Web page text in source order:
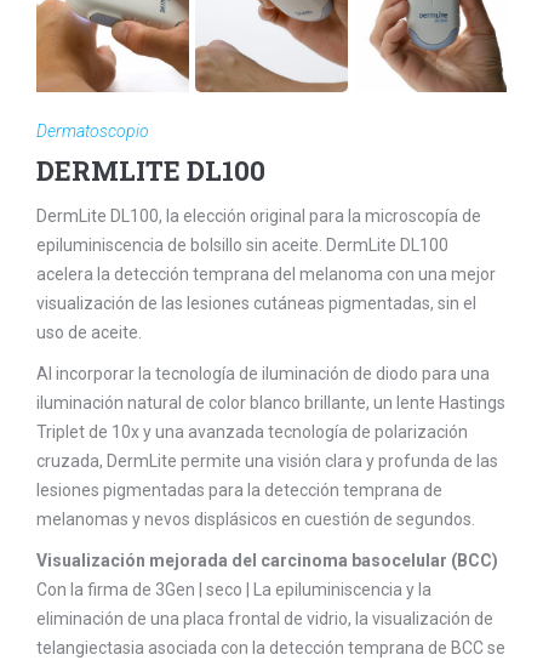
Dermatoscopio
DERMLITE DL100
DermLite DL100, la elección original para la microscopía de
epiluminiscencia de bolsillo sin aceite. DermLite DL100
acelera la detección temprana del melanoma con una mejor
visualización de las lesiones cutáneas pigmentadas, sin el
uso de aceite.
Al incorporar la tecnología de iluminación de diodo para una
iluminación natural de color blanco brillante, un lente Hastings
Triplet de 10x y una avanzada tecnología de polarización
cruzada, DermLite permite una visión clara y profunda de las
lesiones pigmentadas para la detección temprana de
melanomas y nevos displásicos en cuestión de segundos.
Visualización mejorada del carcinoma basocelular (BCC)
Con la firma de 3Gen | seco | La epiluminiscencia y la
eliminación de una placa frontal de vidrio, la visualización de
telangiectasia asociada con la detección temprana de BCC se